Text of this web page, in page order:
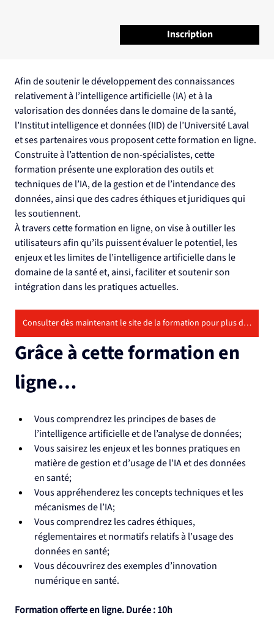
Inscription
Afin de soutenir le développement des connaissances
relativement à l’intelligence artificielle (IA) et à la
valorisation des données dans le domaine de la santé,
l’Institut intelligence et données (IID) de l’Université Laval
et ses partenaires vous proposent cette formation en ligne.
Construite à l’attention de non-spécialistes, cette
formation présente une exploration des outils et
techniques de l’IA, de la gestion et de l’intendance des
données, ainsi que des cadres éthiques et juridiques qui
les soutiennent.
À travers cette formation en ligne, on vise à outiller les
utilisateurs afin qu’ils puissent évaluer le potentiel, les
enjeux et les limites de l’intelligence artificielle dans le
domaine de la santé et, ainsi, faciliter et soutenir son
intégration dans les pratiques actuelles.
Consulter dès maintenant le site de la formation pour plus de détails
Grâce à cette formation en
ligne…
Vous comprendrez les principes de bases de
l’intelligence artificielle et de l’analyse de données;
Vous saisirez les enjeux et les bonnes pratiques en
matière de gestion et d’usage de l’IA et des données
en santé;
Vous appréhenderez les concepts techniques et les
mécanismes de l’IA;
Vous comprendrez les cadres éthiques,
réglementaires et normatifs relatifs à l’usage des
données en santé;
Vous découvrirez des exemples d’innovation
numérique en santé.
Formation offerte en ligne. Durée : 10h